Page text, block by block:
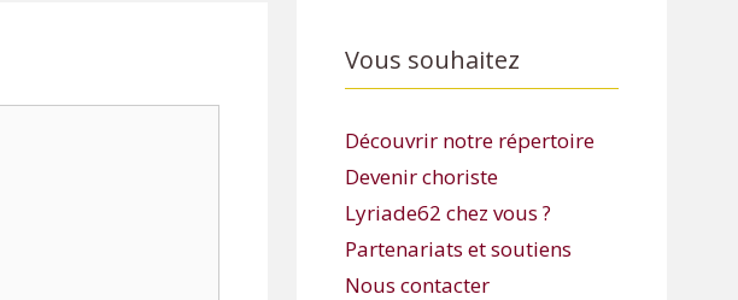
Vous souhaitez
Découvrir notre répertoire
Devenir choriste
Lyriade62 chez vous ?
Partenariats et soutiens
Nous contacter